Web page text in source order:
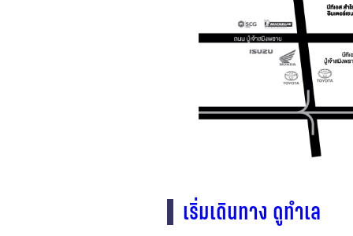
เริ่มเดินทาง ดูทำเล